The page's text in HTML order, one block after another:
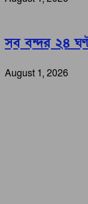
সব বন্দর ২৪
August 1, 2026